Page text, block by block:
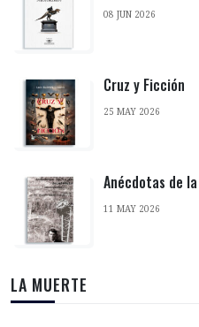
08 JUN 2026
Cruz y Ficción
25 MAY 2026
Anécdotas de
11 MAY 2026
LA MUERTE